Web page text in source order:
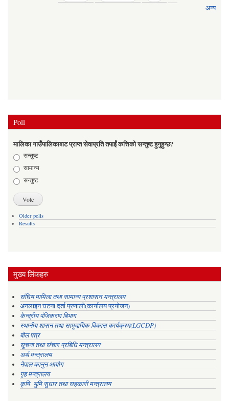
अन्य
Poll
मालिका गाउँपालिकाबाट प्राप्त सेवाप्रति तपाईं कत्तिको सन्तुष्ट हुनुहुन्छ?
Choices
सन्तुष्ट
सामान्य
सन्तुष्ट
Older polls
Results
मुख्य लिंकहरु
संघिय मामिला तथा सामान्य प्रशासन मन्त्रालय
अनलाइन घटना दर्ता प्रणाली(कार्यालय प्रयोजन)
केन्द्रीय पंजिकरण बिभाग
स्थानीय शासन तथा सामुदायिक विकास कार्यक्रम(LGCDP)
बोल पत्र
सूचना तथा संचार प्रबिधि मन्त्रालय
अर्थ मन्त्रालय
नेपाल कानुन आयोग
गृह मन्त्रालय
कृषि भुमि सुधार तथा सहकारी मन्त्रालय